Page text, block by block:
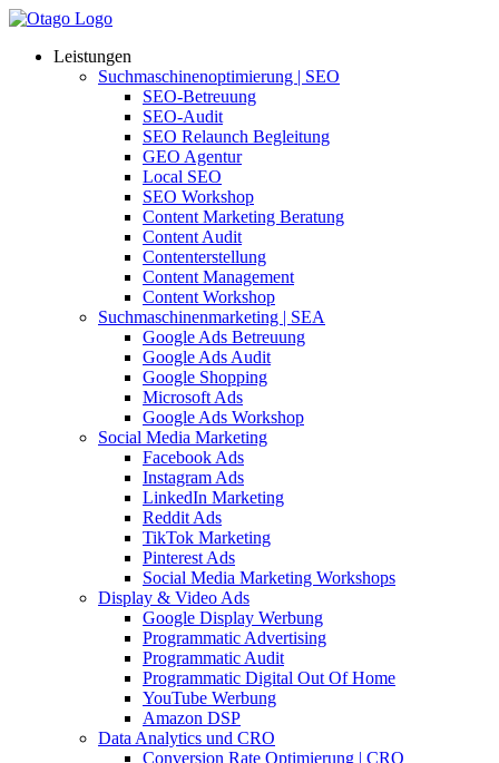
Leistungen
Suchmaschinenoptimierung | SEO
SEO-Betreuung
SEO-Audit
SEO Relaunch Begleitung
GEO Agentur
Local SEO
SEO Workshop
Content Marketing Beratung
Content Audit
Contenterstellung
Content Management
Content Workshop
Suchmaschinenmarketing | SEA
Google Ads Betreuung
Google Ads Audit
Google Shopping
Microsoft Ads
Google Ads Workshop
Social Media Marketing
Facebook Ads
Instagram Ads
LinkedIn Marketing
Reddit Ads
TikTok Marketing
Pinterest Ads
Social Media Marketing Workshops
Display & Video Ads
Google Display Werbung
Programmatic Advertising
Programmatic Audit
Programmatic Digital Out Of Home
YouTube Werbung
Amazon DSP
Data Analytics und CRO
Conversion Rate Optimierung | CRO